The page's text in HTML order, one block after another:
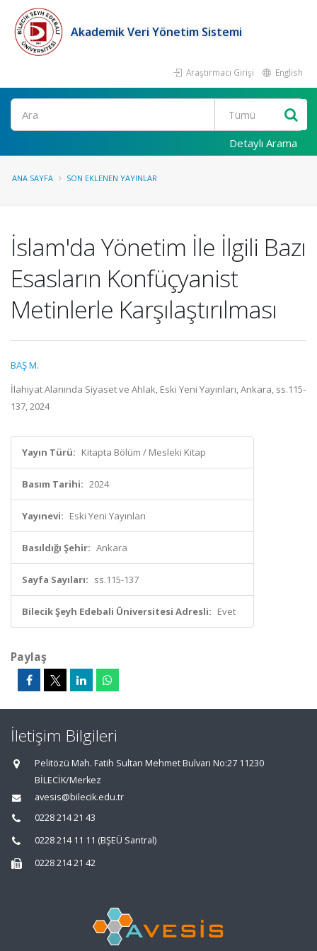
Akademik Veri Yönetim Sistemi
Araştırmacı Girişi English
Ara
Detaylı Arama
ANA SAYFA SON EKLENEN YAYINLAR
İslam'da Yönetim İle İlgili Bazı
Esasların Konfüçyanist
Metinlerle Karşılaştırılması
BAŞ M.
İlahiyat Alanında Siyaset ve Ahlak, Eski Yeni Yayınları, Ankara, ss.115-
137, 2024
Yayın Türü: Kitapta Bölüm / Mesleki Kitap
Basım Tarihi: 2024
Yayınevi: Eski Yeni Yayınları
Basıldığı Şehir: Ankara
Sayfa Sayıları: ss.115-137
Bilecik Şeyh Edebali Üniversitesi Adresli: Evet
Paylaş
İletişim Bilgileri
Pelitözü Mah. Fatih Sultan Mehmet Bulvarı No:27 11230
BİLECİK/Merkez
avesis@bilecik.edu.tr
0228 214 21 43
0228 214 11 11 (BŞEÜ Santral)
0228 214 21 42